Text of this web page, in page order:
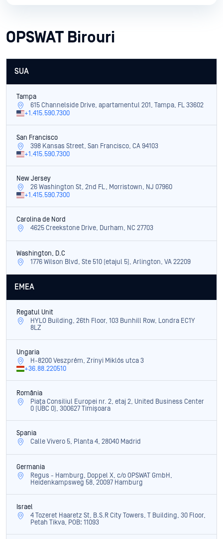
OPSWAT Birouri
SUA
Tampa
615 Channelside Drive, apartamentul 201, Tampa, FL 33602
+1.415.590.7300
San Francisco
398 Kansas Street, San Francisco, CA 94103
+1.415.590.7300
New Jersey
26 Washington St, 2nd FL, Morristown, NJ 07960
+1.415.590.7300
Carolina de Nord
4625 Creekstone Drive, Durham, NC 27703
Washington, D.C
1776 Wilson Blvd, Ste 510 (etajul 5), Arlington, VA 22209
EMEA
Regatul Unit
HYLO Building, 26th Floor, 103 Bunhill Row, Londra EC1Y
8LZ
Ungaria
H-8200 Veszprém, Zrínyi Miklós utca 3
+36.88.220510
România
Piața Consiliul Europei nr. 2, etaj 2, United Business Center
0 (UBC 0), 300627 Timișoara
Spania
Calle Vivero 5, Planta 4, 28040 Madrid
Germania
Regus - Hamburg, Doppel X, c/o OPSWAT GmbH,
Heidenkampsweg 58, 20097 Hamburg
Israel
4 Tozeret Haaretz St, B.S.R City Towers, T Building, 30 Floor,
Petah Tikva, POB: 11093